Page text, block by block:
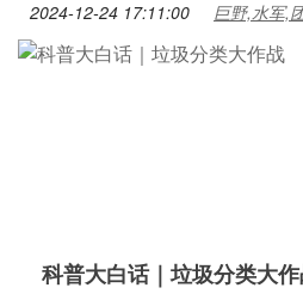
2024-12-24 17:11:00 巨野,水军,
科普大白话｜垃圾分类大